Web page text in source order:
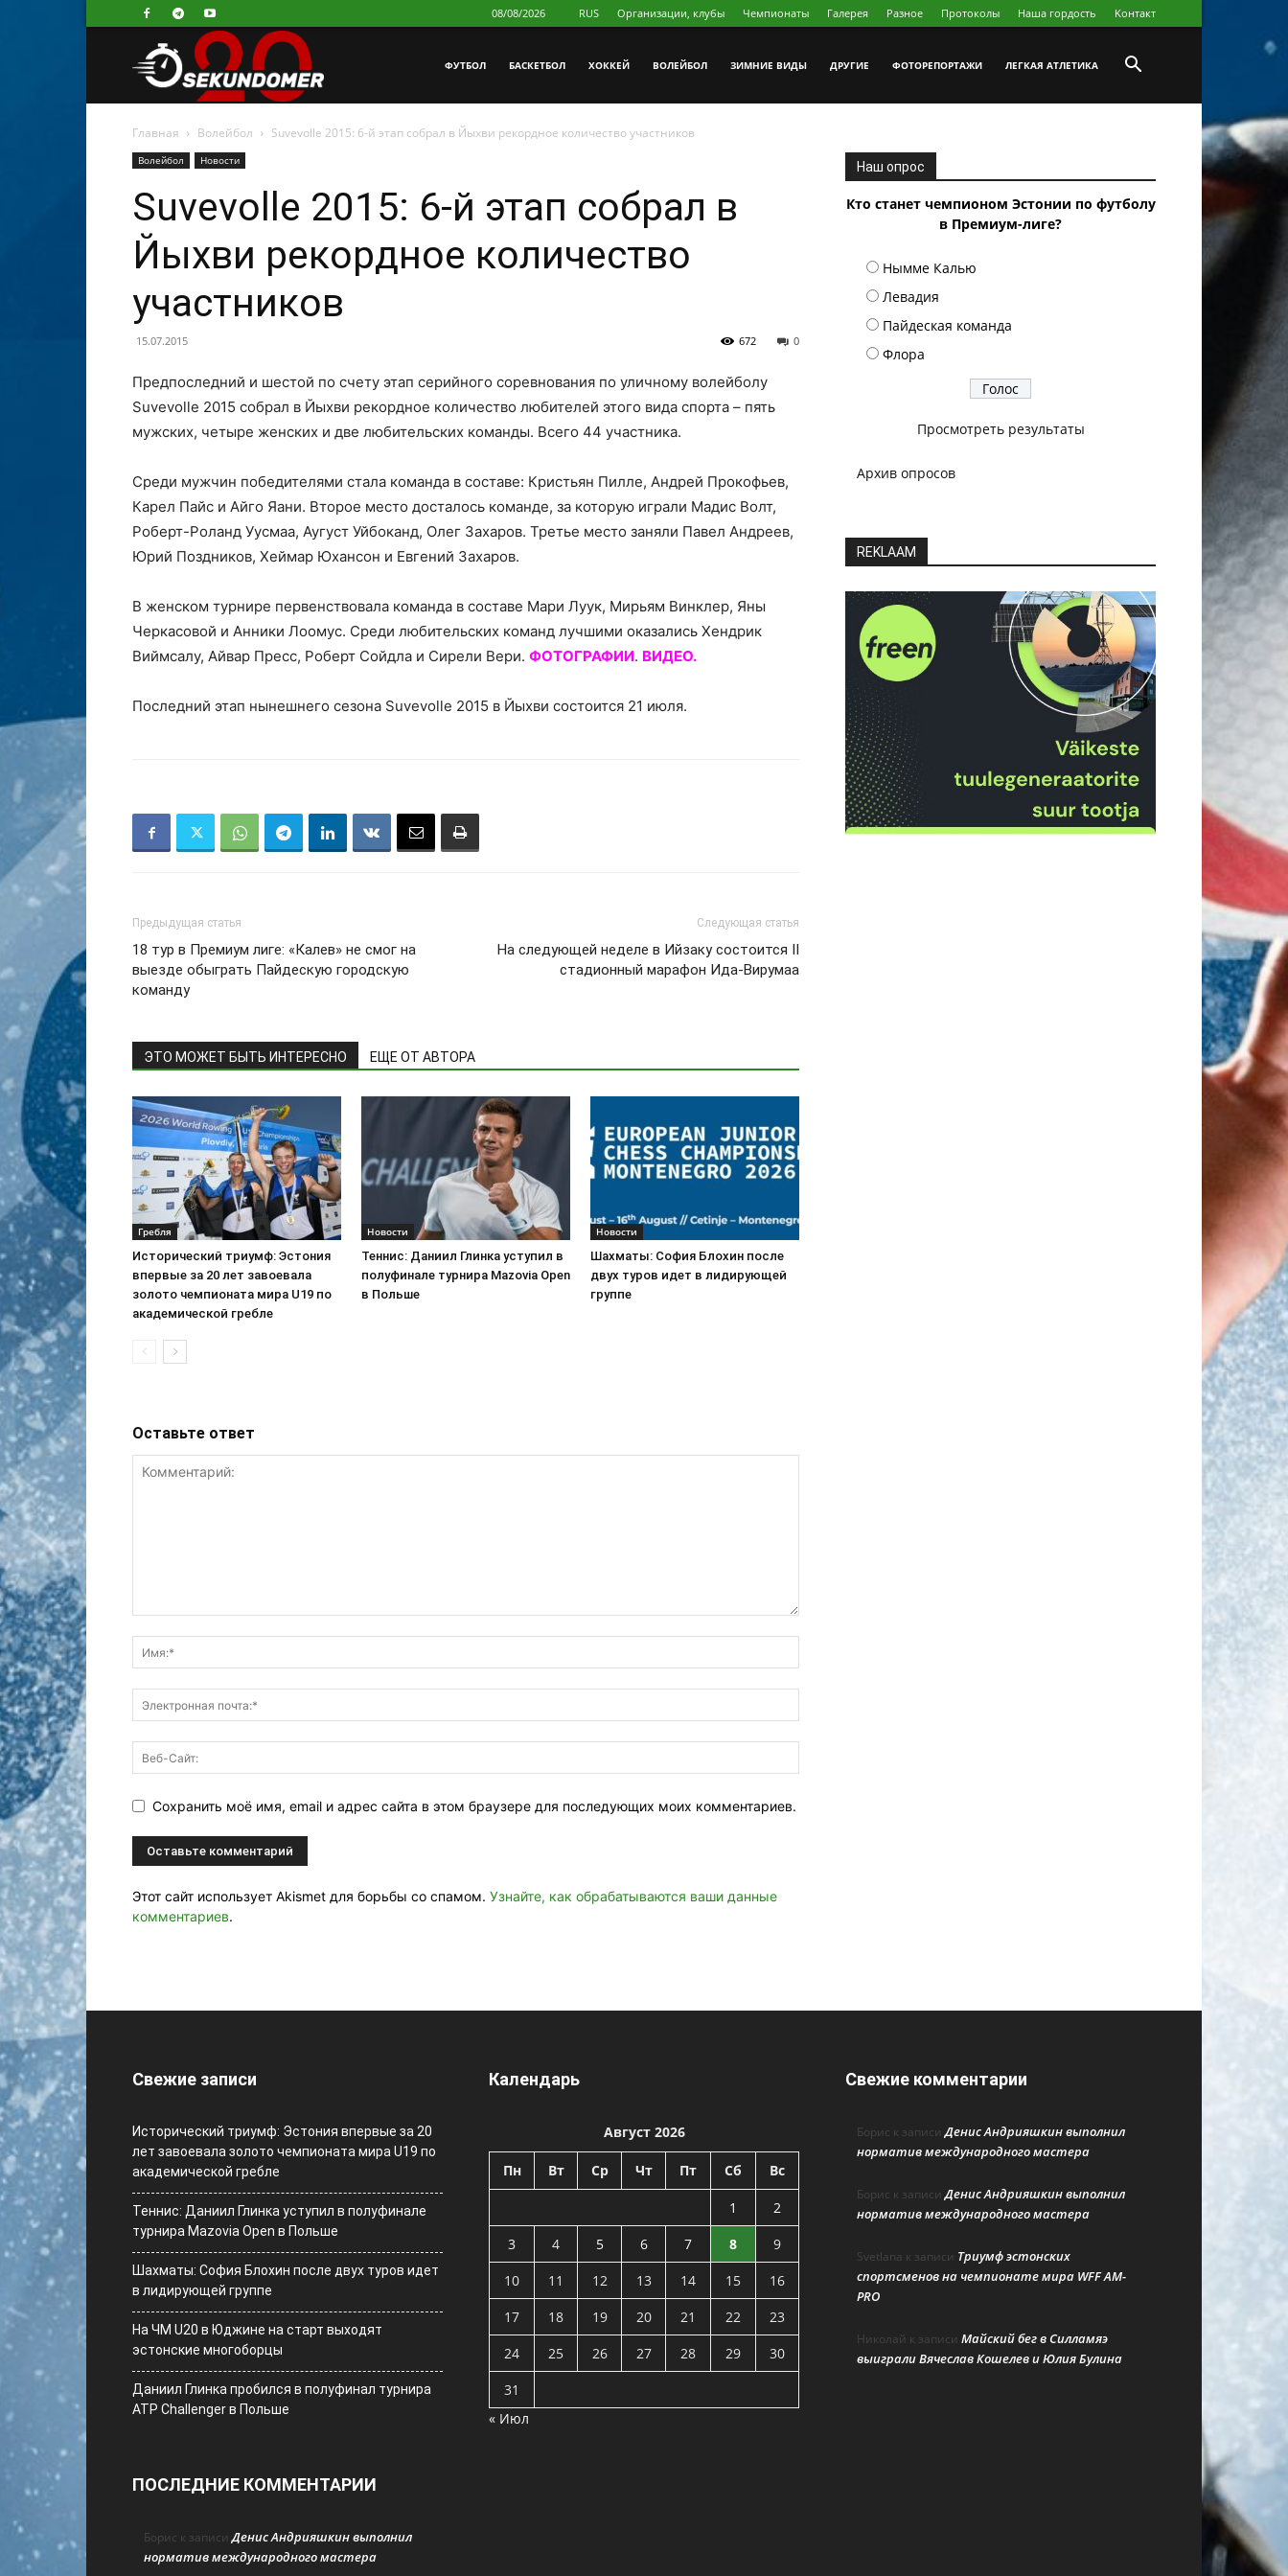
08/08/2026 RUS Организации, клубы Чемпионаты Галерея Разное Протоколы Наша гордость Koнтакт
ФУТБОЛ БAСКЕТБОЛ ХОККЕЙ ВОЛЕЙБОЛ ЗИМНИЕ ВИДЫ ДРУГИЕ ФОТОРЕПОРТАЖИ ЛЕГКАЯ АТЛЕТИКА
Главная Волейбол Suvevolle 2015: 6-й этап собрал в Йыхви рекордное количество участников
Волейбол Новости
Suvevolle 2015: 6-й этап собрал в
Йыхви рекордное количество
участников
15.07.2015 0
672
Предпоследний и шестой по счету этап серийного соревнования по уличному волейболу
Suvevolle 2015 собрал в Йыхви рекордное количество любителей этого вида спорта – пять
мужских, четыре женских и две любительских команды. Всего 44 участника.
Среди мужчин победителями стала команда в составе: Кристьян Пилле, Андрей Прокофьев,
Карел Пайс и Айго Яани. Второе место досталось команде, за которую играли Мадис Волт,
Роберт-Роланд Уусмаа, Аугуст Уйбоканд, Олег Захаров. Третье место заняли Павел Андреев,
Юрий Поздников, Хеймар Юхансон и Евгений Захаров.
В женском турнире первенствовала команда в составе Мари Луук, Мирьям Винклер, Яны
Черкасовой и Анники Лоомус. Среди любительских команд лучшими оказались Хендрик
Виймсалу, Айвар Пресс, Роберт Сойдла и Сирели Вери. ФОТОГРАФИИ. ВИДЕО.
Последний этап нынешнего сезона Suvevolle 2015 в Йыхви состоится 21 июля.
Предыдущая статья
18 тур в Премиум лиге: «Калев» не смог на
выезде обыграть Пайдескую городскую
команду
Следующая статья
На следующей неделе в Ийзаку состоится II
стадионный марафон Ида-Вирумаа
ЭТО МОЖЕТ БЫТЬ ИНТЕРЕСНО ЕЩЕ ОТ АВТОРА
Гребля
Исторический триумф: Эстония
впервые за 20 лет завоевала
золото чемпионата мира U19 по
академической гребле
Новости
Теннис: Даниил Глинка уступил в
полуфинале турнира Mazovia Open
в Польше
Новости
Шахматы: София Блохин после
двух туров идет в лидирующей
группе
Оставьте ответ
Сохранить моё имя, email и адрес сайта в этом браузере для последующих моих комментариев.
Этот сайт использует Akismet для борьбы со спамом. Узнайте, как обрабатываются ваши данные
комментариев.
Наш опрос
Кто станет чемпионом Эстонии по футболу
в Премиум-лиге?
Нымме Калью
Левадия
Пайдеская команда
Флора
Просмотреть результаты
Архив опросов
REKLAAM
Свежие записи
Исторический триумф: Эстония впервые за 20
лет завоевала золото чемпионата мира U19 по
академической гребле
Теннис: Даниил Глинка уступил в полуфинале
турнира Mazovia Open в Польше
Шахматы: София Блохин после двух туров идет
в лидирующей группе
На ЧМ U20 в Юджине на старт выходят
эстонские многоборцы
Даниил Глинка пробился в полуфинал турнира
ATP Challenger в Польше
ПОСЛЕДНИЕ КОММЕНТАРИИ
Борис к записиДенис Андрияшкин выполнил
норматив международного мастера
Календарь
Август 2026
Пн Вт Ср Чт Пт Сб Вс
1
2
3
4 5 6 7 8
9
10
11 12 13 14 15
16
17
18 19 20 21 22
23
24
25 26 27 28 29
30
31
« Июл
Свежие комментарии
Борис к записиДенис Андрияшкин выполнил
норматив международного мастера
Борис к записиДенис Андрияшкин выполнил
норматив международного мастера
Svetlana к записи Триумф эстонских
спортсменов на чемпионате мира WFF AM-
PRO
Николай к записи Майский бег в Силламяэ
выиграли Вячеслав Кошелев и Юлия Булина